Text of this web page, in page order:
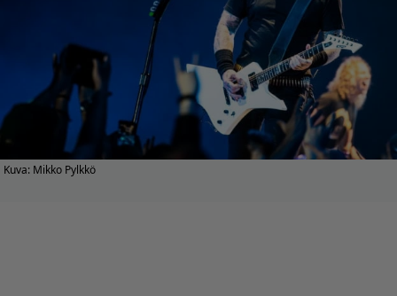
Kuva: Mikko Pylkkö